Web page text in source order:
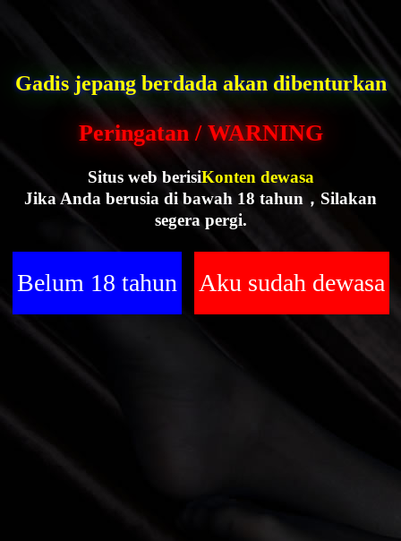
Gadis jepang berdada akan dibenturkan
Peringatan / WARNING
Situs web berisiKonten dewasa
Jika Anda berusia di bawah 18 tahun，Silakan
segera pergi.
Belum 18 tahun Aku sudah dewasa